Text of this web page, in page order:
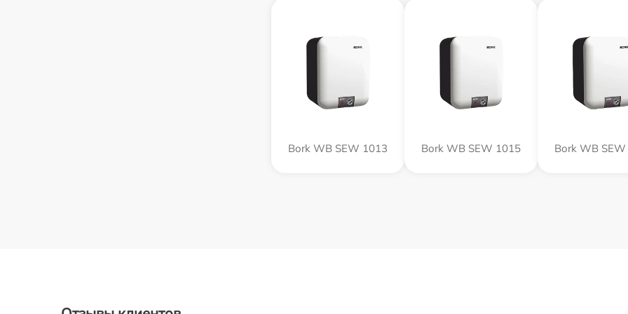
Bork WB SEW 1013 Bork WB SEW 1015 Bork WB